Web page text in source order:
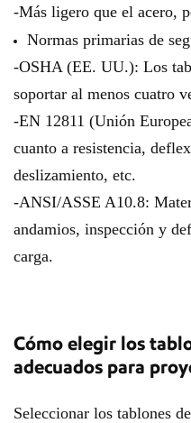
-Más ligero que el acero,
Normas primarias de
-OSHA (EE. UU.): Los
soportar al menos cuatro
-EN 12811 (Unión
cuanto a resistencia,
deslizamiento, etc.
-ANSI/ASSE A10.8:
andamios, inspección y
carga.
Cómo elegir los
adecuados para
Seleccionar los tablones